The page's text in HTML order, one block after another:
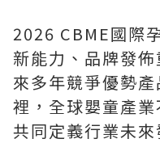
2026 CBME國際
新能力、品牌發
來多年競爭優勢
裡，全球嬰童產
共同定義行業未來